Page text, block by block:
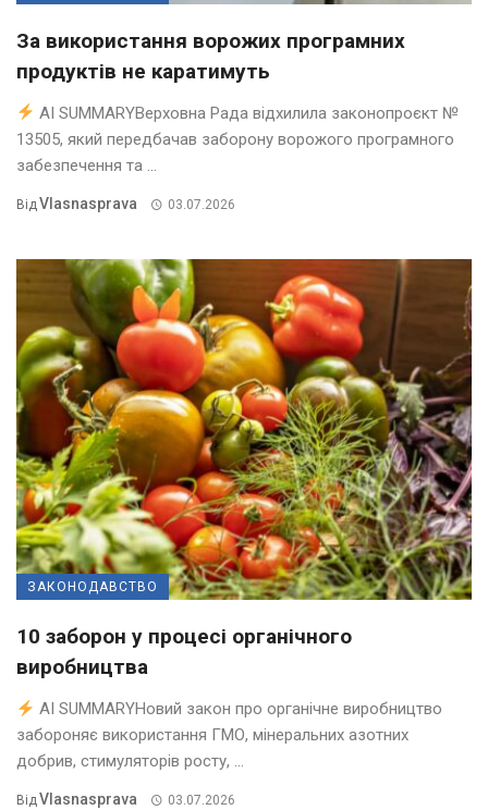
За використання ворожих програмних
продуктів не каратимуть
AI SUMMARYВерховна Рада відхилила законопроєкт №
13505, який передбачав заборону ворожого програмного
забезпечення та ...
ВідVlasnasprava 03.07.2026
ЗАКОНОДАВСТВО
10 заборон у процесі органічного
виробництва
AI SUMMARYНовий закон про органічне виробництво
забороняє використання ГМО, мінеральних азотних
добрив, стимуляторів росту, ...
ВідVlasnasprava 03.07.2026